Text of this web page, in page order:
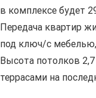
в комплексе будет
Передача квартир
под ключ/с мебелью,
Высота потолков
террасами на